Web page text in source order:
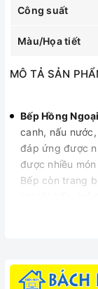
Công suất
Màu/Họa tiết
MÔ TẢ SẢN
Bếp Hồng
canh, nấu
đáp ứng được
được nhiều
Bếp còn trang
Bếp được
Bề mặt của bếp